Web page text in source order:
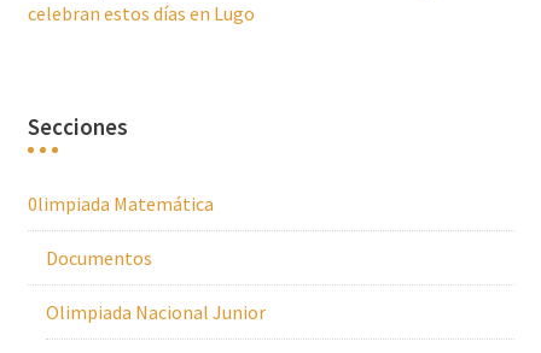
celebran estos días en Lugo
Secciones
0limpiada Matemática
Documentos
Olimpiada Nacional Junior